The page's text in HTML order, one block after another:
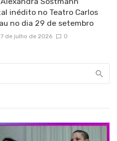
inédito no Teatro Carlos
no dia 29 de setembro
de julho de 2026 0